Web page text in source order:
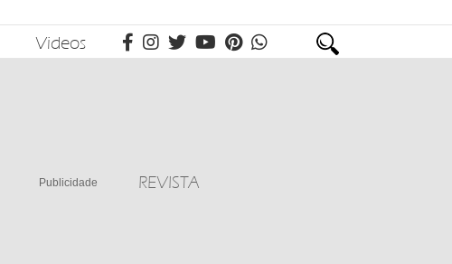
Videos
Publicidade REVISTA